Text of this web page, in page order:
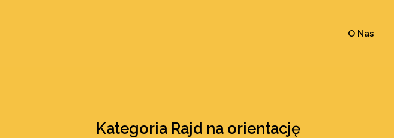
O Nas
Kategoria Rajd na orientację